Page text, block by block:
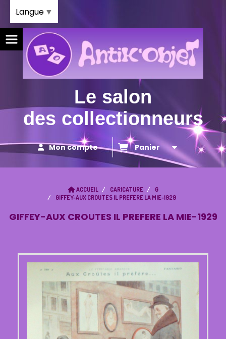
Le salon
des collectionneurs
Mon compte Panier
ACCUEIL CARICATURE
G
GIFFEY-AUX CROUTES IL PREFERE LA MIE-1929
GIFFEY-AUX CROUTES IL PREFERE LA MIE-1929
Langue ▼